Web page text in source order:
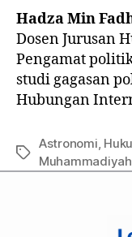
Hadza Min
Dosen Jurusan
Pengamat
studi gagasan
Hubungan
Astronomi,
Muhammadiyah